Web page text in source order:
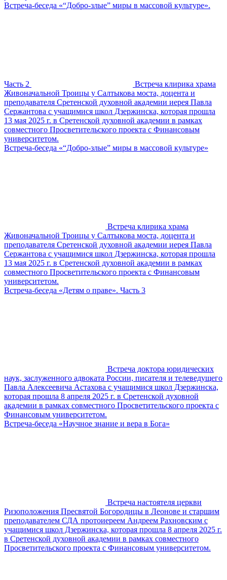
Встреча-беседа «“Добро-злые” миры в массовой культуре».
Часть 2
Встреча клирика храма
Живоначальной Троицы у Салтыкова моста, доцента и
преподавателя Сретенской духовной академии иерея Павла
Сержантова с учащимися школ Дзержинска, которая прошла
13 мая 2025 г. в Сретенской духовной академии в рамках
совместного Просветительского проекта с Финансовым
университетом.
Встреча-беседа «“Добро-злые” миры в массовой культуре»
Встреча клирика храма
Живоначальной Троицы у Салтыкова моста, доцента и
преподавателя Сретенской духовной академии иерея Павла
Сержантова с учащимися школ Дзержинска, которая прошла
13 мая 2025 г. в Сретенской духовной академии в рамках
совместного Просветительского проекта с Финансовым
университетом.
Встреча-беседа «Детям о праве». Часть 3
Встреча доктора юридических
наук, заслуженного адвоката России, писателя и телеведущего
Павла Алексеевича Астахова с учащимися школ Дзержинска,
которая прошла 8 апреля 2025 г. в Сретенской духовной
академии в рамках совместного Просветительского проекта с
Финансовым университетом.
Встреча-беседа «Научное знание и вера в Бога»
Встреча настоятеля церкви
Ризоположения Пресвятой Богородицы в Леонове и старшим
преподавателем СДА протоиереем Андреем Рахновским с
учащимися школ Дзержинска, которая прошла 8 апреля 2025 г.
в Сретенской духовной академии в рамках совместного
Просветительского проекта с Финансовым университетом.